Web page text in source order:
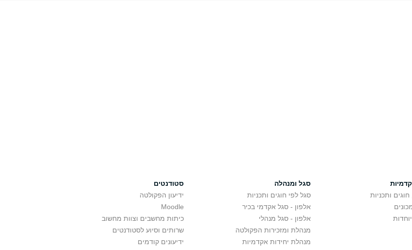
ותכניות
סגל ומנהלה
סגל לפי חוגים ותכניות
אלפון - סגל אקדמי בכיר
אלפון - סגל מנהלי
מנהלת ומזכירות הפקולטה
מנהלת יחידות אקדמיות
סטודנטים
ידיעון הפקולטה
Moodle
כיתות מחשבים וצוות מחשוב
שרותים וסיוע לסטודנטים
ידיעונים קודמים